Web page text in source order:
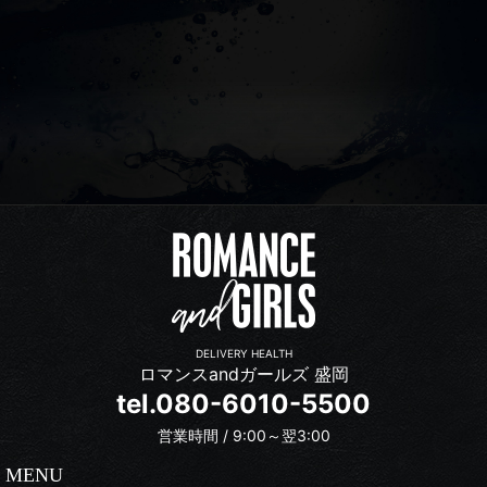
DELIVERY HEALTH
ロマンスandガールズ 盛岡
tel.080-6010-5500
営業時間 / 9:00～翌3:00
MENU